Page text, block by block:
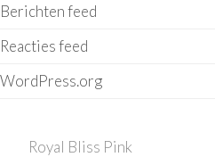
Berichten feed
Reacties feed
WordPress.org
previous
Royal Bliss Pink